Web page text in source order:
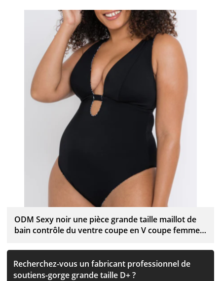
ODM Sexy noir une pièce grande taille maillot de
bain contrôle du ventre coupe en V coupe femmes
Recherchez-vous un fabricant professionnel de
soutiens-gorge grande taille D+ ?